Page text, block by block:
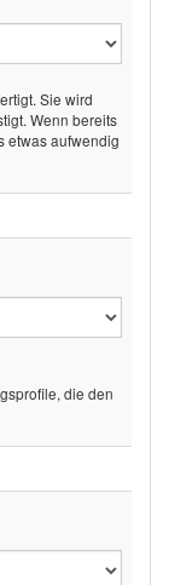
Sie wird
Wenn bereits
etwas aufwendig
die den